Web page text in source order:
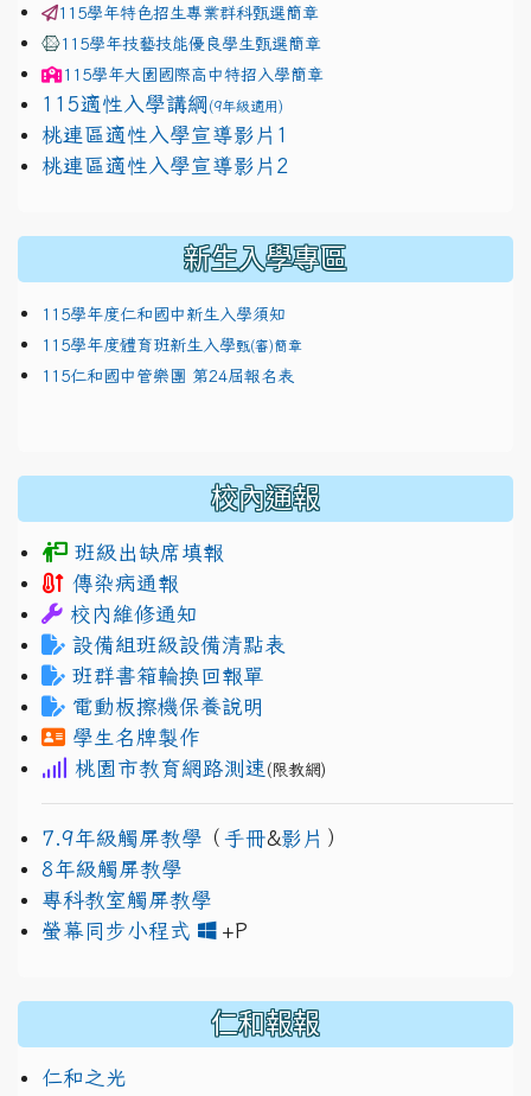
115學年特色招生專業群科甄選簡章
115學年技藝技能優良學生甄選簡章
115學年大園國際高中特招入學簡章
115適性入學講綱 (9年級適用)
link to https://docs.google.com/presentation/d/
桃連區適性入學宣導影片1
link to https://docs.google.com/presentation/d/
桃連區適性入學宣導影片2
新生入學專區
115學年度仁和國中新生入學須知
115學年度體育班新生入學甄(審)簡章
115仁和國中管樂團 第24屆報名表
校內通報
班級出缺席填報
傳染病通報
校內維修通知
設備組班級設備清點表
班群書箱輪換回報單
電動板擦機保養說明
學生名牌製作
桃園市教育網路測速 (限教網)
7.9年級觸屏教學 （ 手冊&影片 ）
8年級觸屏教學
專科教室觸屏教學
螢幕同步小程式
+P
仁和報報
仁和之光